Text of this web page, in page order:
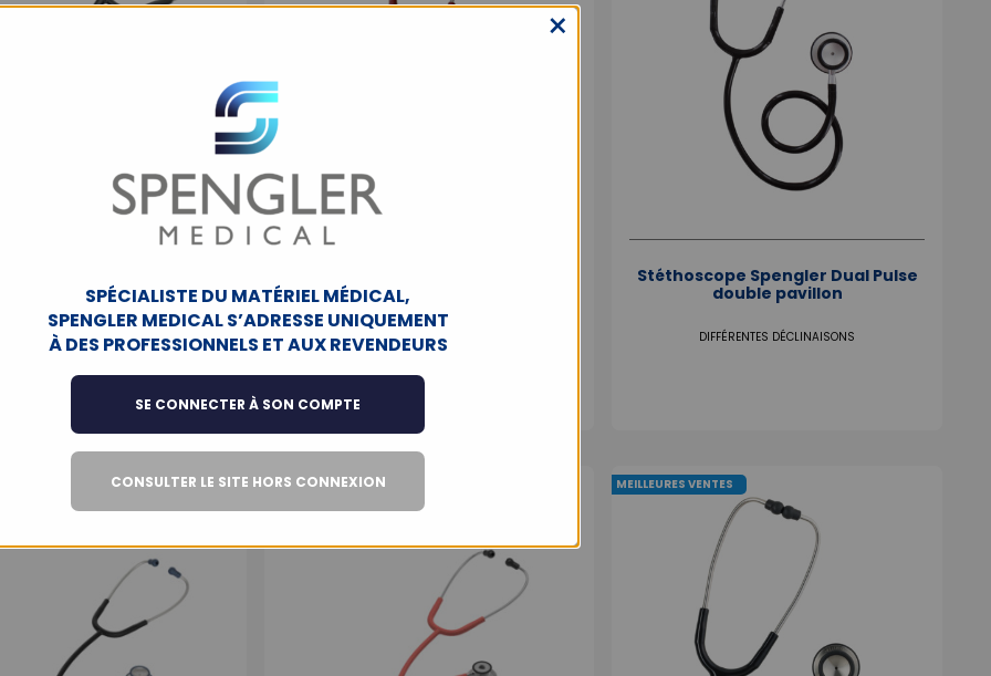
II double pavillon
506011
neonatal double pavillon
bordeaux
507219
Stéthoscope Spengler Dual Pulse
double pavillon
DIFFÉRENTES DÉCLINAISONS
MEILLEURES VENTES
SPÉCIALISTE DU MATÉRIEL MÉDICAL,
SPENGLER MEDICAL S’ADRESSE UNIQUEMENT
À DES PROFESSIONNELS ET AUX REVENDEURS
SE CONNECTER À SON COMPTE
CONSULTER LE SITE HORS CONNEXION
×